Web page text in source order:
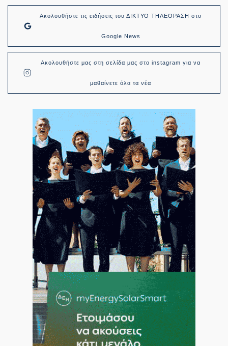
Ακολουθήστε τις ειδήσεις του ΔΙΚΤΥΟ ΤΗΛΕΟΡΑΣΗ στο
Google News
Ακολουθήστε μας στη σελίδα μας στο instagram για να
μαθαίνετε όλα τα νέα